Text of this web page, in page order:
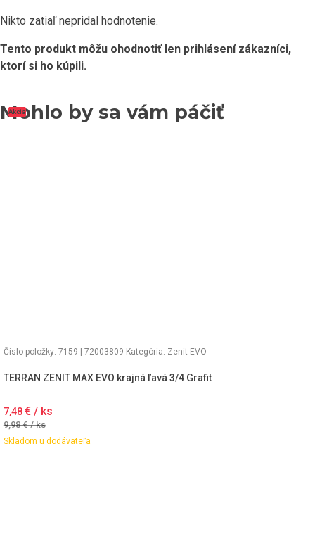
Nikto zatiaľ nepridal hodnotenie.
Tento produkt môžu ohodnotiť len prihlásení zákazníci,
ktorí si ho kúpili.
Mohlo by sa vám páčiť
Akcia
Číslo položky: 7159 | 72003809 Kategória: Zenit EVO
TERRAN ZENIT MAX EVO krajná ľavá 3/4 Grafit
9,98€ / ks
7,48€ / ks
Skladom u dodávateľa
Akcia
Akcia
Akcia